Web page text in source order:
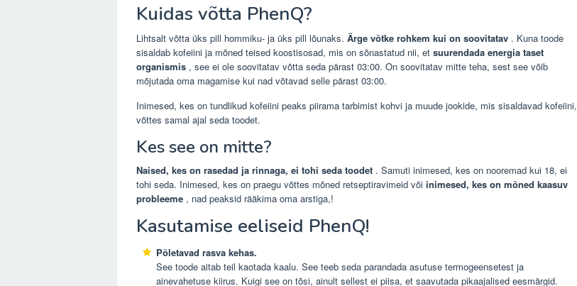
Kuidas võtta PhenQ?
Lihtsalt võtta üks pill hommiku- ja üks pill lõunaks. Ärge võtke rohkem kui on soovitatav . Kuna toode
sisaldab kofeiini ja mõned teised koostisosad, mis on sõnastatud nii, et suurendada energia taset
organismis , see ei ole soovitatav võtta seda pärast 03:00. On soovitatav mitte teha, sest see võib
mõjutada oma magamise kui nad võtavad selle pärast 03:00.
Inimesed, kes on tundlikud kofeiini peaks piirama tarbimist kohvi ja muude jookide, mis sisaldavad kofeiini,
võttes samal ajal seda toodet.
Kes see on mitte?
Naised, kes on rasedad ja rinnaga, ei tohi seda toodet . Samuti inimesed, kes on nooremad kui 18, ei
tohi seda. Inimesed, kes on praegu võttes mõned retseptiravimeid või inimesed, kes on mõned kaasuv
probleeme , nad peaksid rääkima oma arstiga,!
Kasutamise eeliseid PhenQ!
Põletavad rasva kehas.
See toode aitab teil kaotada kaalu. See teeb seda parandada asutuse termogeensetest ja
ainevahetuse kiirus. Kuigi see on tõsi, ainult sellest ei piisa, et saavutada pikaajalised eesmärgid.